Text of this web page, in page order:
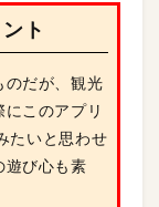
ト
のだが、観光
このアプリ
たいと思わせ
遊び心も素